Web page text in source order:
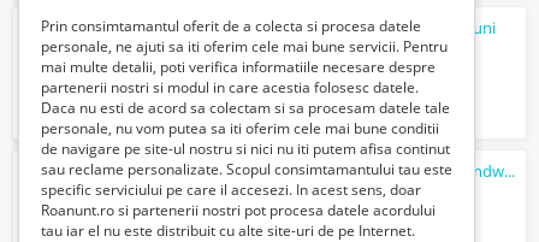
Executii chesoane de mici si mari dimensiuni
1 Lei
Construcții Metalice și Montaj Panouri Sandwich
1 Lei
Prin consimtamantul oferit de a colecta si procesa datele
personale, ne ajuti sa iti oferim cele mai bune servicii. Pentru
mai multe detalii, poti verifica informatiile necesare despre
partenerii nostri si modul in care acestia folosesc datele.
Daca nu esti de acord sa colectam si sa procesam datele tale
personale, nu vom putea sa iti oferim cele mai bune conditii
de navigare pe site-ul nostru si nici nu iti putem afisa continut
sau reclame personalizate. Scopul consimtamantului tau este
specific serviciului pe care il accesezi. In acest sens, doar
Roanunt.ro si partenerii nostri pot procesa datele acordului
tau iar el nu este distribuit cu alte site-uri de pe Internet.